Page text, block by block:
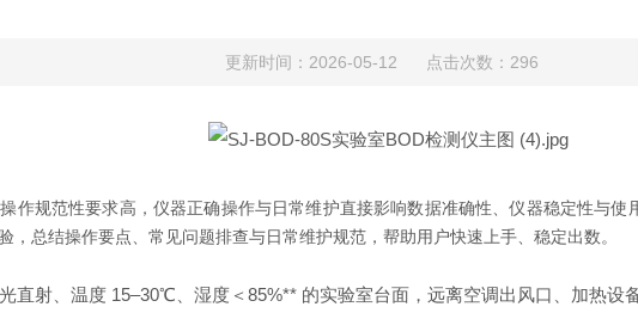
更新时间：2026-05-12 点击次数：296
作规范性要求高，仪器正确操作与日常维护直接影响数据准确性、仪器稳定性与使
，总结操作要点、常见问题排查与日常维护规范，帮助用户快速上手、稳定出数。
直射、温度 15–30℃、湿度＜85%** 的实验室台面，远离空调出风口、加热设